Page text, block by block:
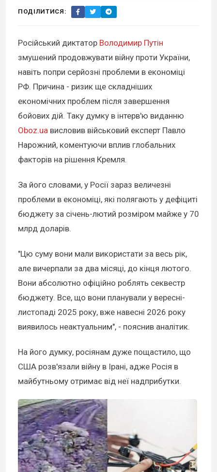
ПОДІЛИТИСЯ:
Російський диктатор Володимир Путін
змушений продовжувати війну проти України,
навіть попри серйозні проблеми в економіці
РФ. Причина - ризик ще складніших
економічних проблем після завершення
бойових дій. Таку думку в інтерв'ю виданню
Oboz.ua висловив військовий експерт Павло
Нарожний, коментуючи вплив глобальних
факторів на рішення Кремля.
За його словами, у Росії зараз величезні
проблеми в економіці, які полягають у дефіциті
бюджету за січень-лютий розміром майже у 70
млрд доларів.
"Цю суму вони мали використати за весь рік,
але вичерпали за два місяці, до кінця лютого.
Вони абсолютно офіційно роблять секвестр
бюджету. Все, що вони планували у вересні-
листопаді 2025 року, вже навесні 2026 року
виявилось неактуальним", - пояснив аналітик.
На його думку, росіянам дуже пощастило, що
США розв'язали війну в Ірані, адже Росія в
майбутньому отримає від неї надприбутки.